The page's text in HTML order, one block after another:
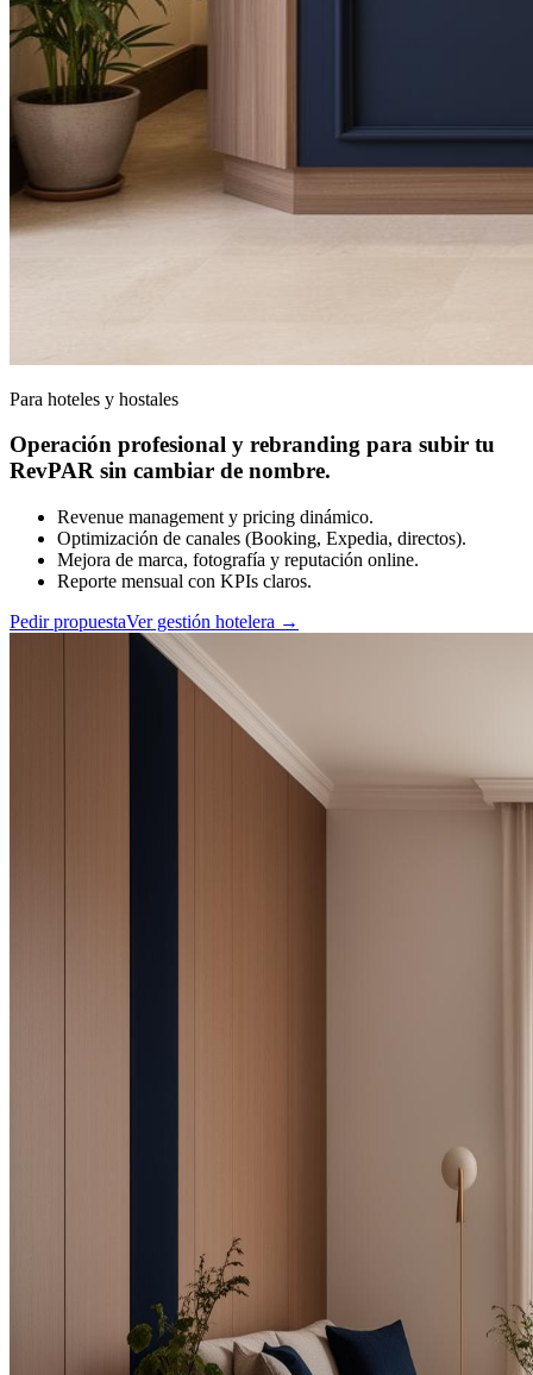
Para hoteles y hostales
Operación profesional y rebranding para subir tu
RevPAR sin cambiar de nombre.
Revenue management y pricing dinámico.
Optimización de canales (Booking, Expedia, directos).
Mejora de marca, fotografía y reputación online.
Reporte mensual con KPIs claros.
Pedir propuestaVer gestión hotelera →